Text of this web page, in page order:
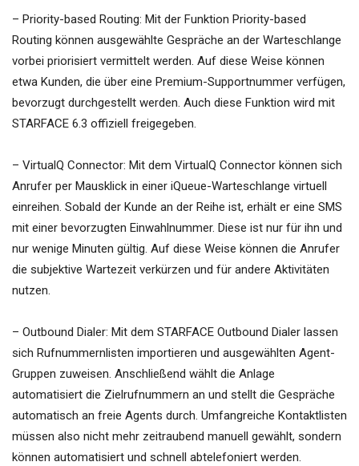
– Priority-based Routing: Mit der Funktion Priority-based
Routing können ausgewählte Gespräche an der Warteschlange
vorbei priorisiert vermittelt werden. Auf diese Weise können
etwa Kunden, die über eine Premium-Supportnummer verfügen,
bevorzugt durchgestellt werden. Auch diese Funktion wird mit
STARFACE 6.3 offiziell freigegeben.
– VirtualQ Connector: Mit dem VirtualQ Connector können sich
Anrufer per Mausklick in einer iQueue-Warteschlange virtuell
einreihen. Sobald der Kunde an der Reihe ist, erhält er eine SMS
mit einer bevorzugten Einwahlnummer. Diese ist nur für ihn und
nur wenige Minuten gültig. Auf diese Weise können die Anrufer
die subjektive Wartezeit verkürzen und für andere Aktivitäten
nutzen.
– Outbound Dialer: Mit dem STARFACE Outbound Dialer lassen
sich Rufnummernlisten importieren und ausgewählten Agent-
Gruppen zuweisen. Anschließend wählt die Anlage
automatisiert die Zielrufnummern an und stellt die Gespräche
automatisch an freie Agents durch. Umfangreiche Kontaktlisten
müssen also nicht mehr zeitraubend manuell gewählt, sondern
können automatisiert und schnell abtelefoniert werden.